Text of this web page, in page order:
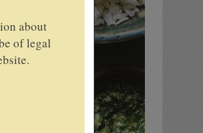
about
of legal